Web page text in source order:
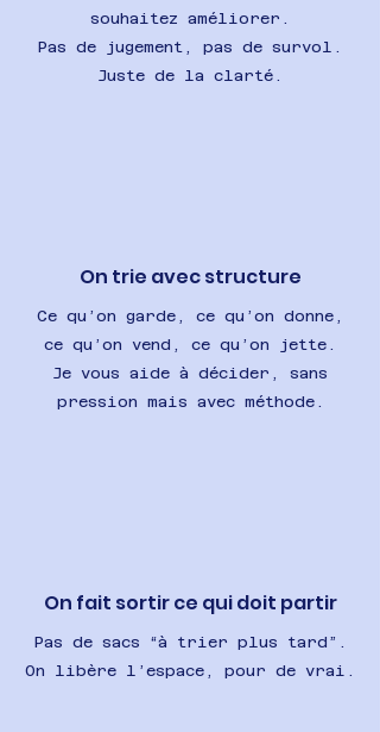
souhaitez améliorer.
Pas de jugement, pas de survol.
Juste de la clarté.
On trie avec structure
Ce qu’on garde, ce qu’on donne,
ce qu’on vend, ce qu’on jette.
Je vous aide à décider, sans
pression mais avec méthode.
On fait sortir ce qui doit partir
Pas de sacs “à trier plus tard”.
On libère l’espace, pour de vrai.